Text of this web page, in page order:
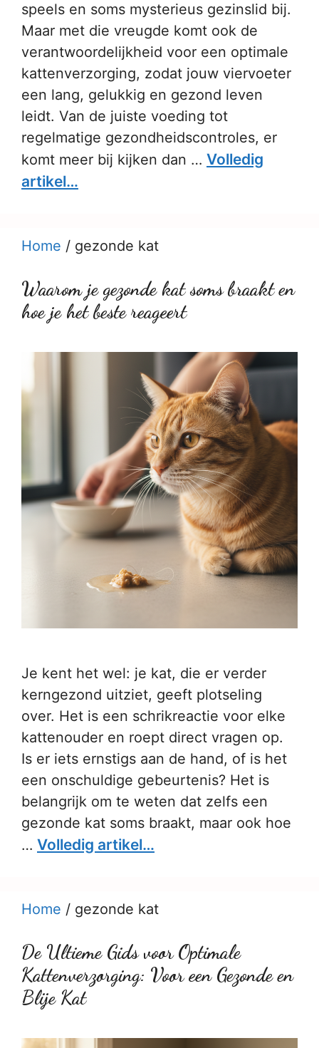
speels en soms mysterieus gezinslid bij.
Maar met die vreugde komt ook de
verantwoordelijkheid voor een optimale
kattenverzorging, zodat jouw viervoeter
een lang, gelukkig en gezond leven
leidt. Van de juiste voeding tot
regelmatige gezondheidscontroles, er
komt meer bij kijken dan … Volledig
artikel…
Home / gezonde kat
Waarom je gezonde kat soms braakt en
hoe je het beste reageert
Je kent het wel: je kat, die er verder
kerngezond uitziet, geeft plotseling
over. Het is een schrikreactie voor elke
kattenouder en roept direct vragen op.
Is er iets ernstigs aan de hand, of is het
een onschuldige gebeurtenis? Het is
belangrijk om te weten dat zelfs een
gezonde kat soms braakt, maar ook hoe
… Volledig artikel…
Home / gezonde kat
De Ultieme Gids voor Optimale
Kattenverzorging: Voor een Gezonde en
Blije Kat